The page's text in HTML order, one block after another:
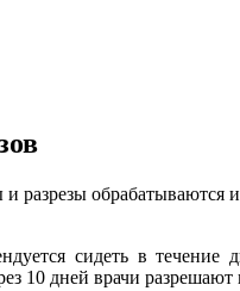
разрезы
сидеть в
10 дней врачи